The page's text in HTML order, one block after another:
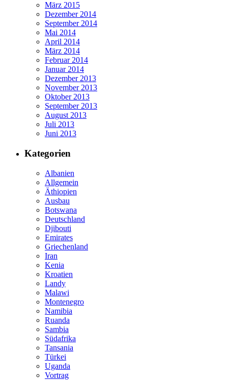
März 2015
Dezember 2014
September 2014
Mai 2014
April 2014
März 2014
Februar 2014
Januar 2014
Dezember 2013
November 2013
Oktober 2013
September 2013
August 2013
Juli 2013
Juni 2013
Kategorien
Albanien
Allgemein
Äthiopien
Ausbau
Botswana
Deutschland
Djibouti
Emirates
Griechenland
Iran
Kenia
Kroatien
Landy
Malawi
Montenegro
Namibia
Ruanda
Sambia
Südafrika
Tansania
Türkei
Uganda
Vortrag